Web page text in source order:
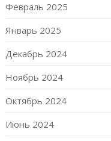
Февраль 2025
Январь 2025
Декабрь 2024
Ноябрь 2024
Октябрь 2024
Июнь 2024